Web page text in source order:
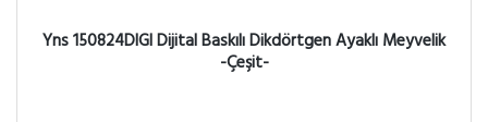
Yns 150824DIGI Dijital Baskılı Dikdörtgen Ayaklı Meyvelik
-Çeşit-